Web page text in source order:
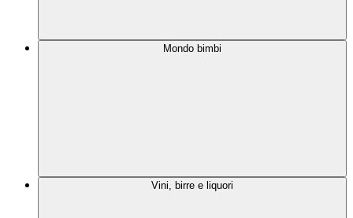
Mondo bimbi
Vini, birre e liquori